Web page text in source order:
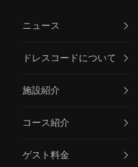
ニュース
ドレスコードについて
施設紹介
コース紹介
ゲスト料金